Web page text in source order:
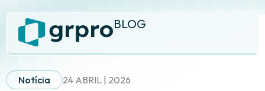
BLOG
Notícia 24 ABRIL | 2026